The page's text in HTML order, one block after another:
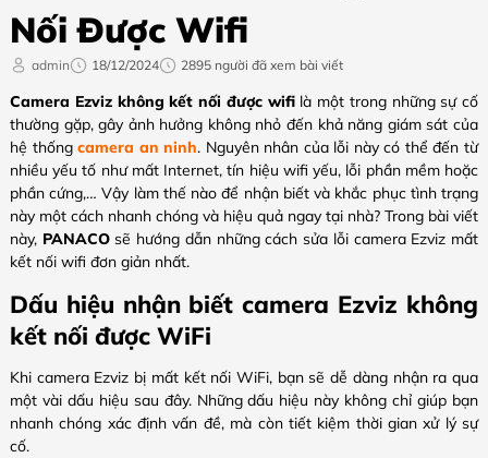
Nối Được Wifi
admin 18/12/2024 2895 người đã xem bài viết
Camera Ezviz không kết nối được wifi là một trong những sự cố
thường gặp, gây ảnh hưởng không nhỏ đến khả năng giám sát của
hệ thốngcamera an ninh. Nguyên nhân của lỗi này có thể đến từ
nhiều yếu tố như mất Internet, tín hiệu wifi yếu, lỗi phần mềm hoặc
phần cứng,… Vậy làm thế nào để nhận biết và khắc phục tình trạng
này một cách nhanh chóng và hiệu quả ngay tại nhà? Trong bài viết
này, PANACOsẽ hướng dẫn những cách sửa lỗi camera Ezviz mất
kết nối wifi đơn giản nhất.
Dấu hiệu nhận biết camera Ezviz không
kết nối được WiFi
Khi camera Ezviz bị mất kết nối WiFi, bạn sẽ dễ dàng nhận ra qua
một vài dấu hiệu sau đây. Những dấu hiệu này không chỉ giúp bạn
nhanh chóng xác định vấn đề, mà còn tiết kiệm thời gian xử lý sự
cố.